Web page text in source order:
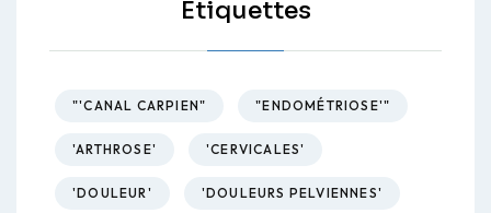
Étiquettes
"'CANAL CARPIEN" "ENDOMÉTRIOSE'"
'ARTHROSE' 'CERVICALES'
'DOULEUR' 'DOULEURS PELVIENNES'